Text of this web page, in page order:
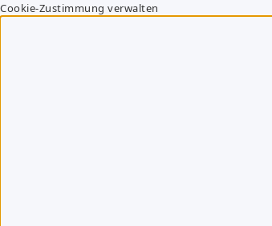
Cookie-Zustimmung verwalten